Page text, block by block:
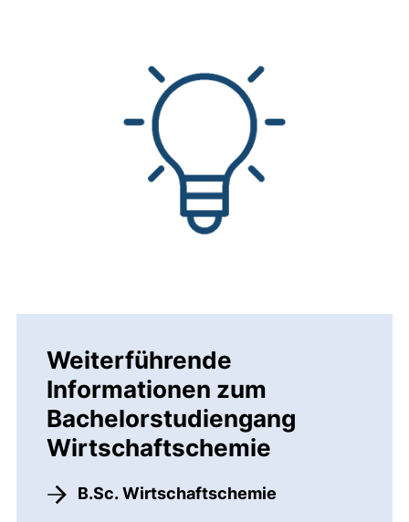
Weiterführende
Informationen zum
Bachelorstudiengang
Wirtschaftschemie
B.Sc. Wirtschaftschemie